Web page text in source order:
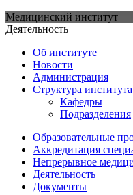
Медицинский институт
Деятельность
Об институте
Новости
Администрация
Структура
Кафедры
Подразделения
Образовательные
Аккредитация
Непрерывное
Деятельность
Документы